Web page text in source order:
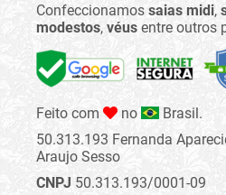
Confeccionamos saias midi,
modestos, véus entre outros
Feito com no
Brasil.
50.313.193 Fernanda
Araujo Sesso
CNPJ 50.313.193/0001-09